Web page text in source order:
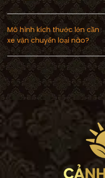
Mô hình kích thước lớn cần
xe vận chuyển loại nào?